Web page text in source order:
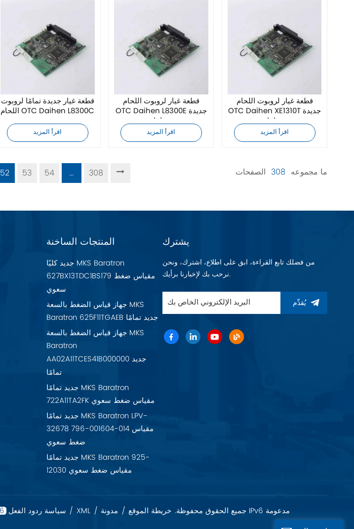
قطعة غيار جديدة تمامًا لروبوت
اللحام OTC Daihen L8300C
اقرأ المزيد
قطعة غيار لروبوت اللحام
OTC Daihen L8300E جديدة
تمامًا
اقرأ المزيد
قطعة غيار لروبوت اللحام
OTC Daihen XE1310T جديدة
تمامًا
اقرأ المزيد
52 53 54 ... 308 ما مجموعه 308 الصفحات
المنتجات الساخنة
جديد كليًا MKS Baratron
627BX13TDC1BS179 مقياس ضغط
سعوي
جهاز قياس الضغط بالسعة MKS
Baratron 625F11TGAEB جديد تمامًا
جهاز قياس الضغط بالسعة MKS
Baratron
AA02A11TCES41B000000 جديد
تمامًا
جديد تمامًا MKS Baratron
722A11TA2FK مقياس ضغط سعوي
جديد تمامًا MKS Baratron LPV-
32678 796-001604-014 مقياس
ضغط سعوي
جديد تمامًا MKS Baratron 925-
12030 مقياس ضغط سعوي
يشترك
من فضلك تابع القراءة، ابق على اطلاع، اشترك، ونحن
نرحب بك لإخبارنا برأيك.
يُقدِّم
حقوق الطبع والنشر @ 2026 Fujian Fuxia Meike Valve Co., Ltd. جميع الحقوق محفوظة. خريطة الموقع / مدونة /
XML
/ سياسة ردود الفعل شبكة IPv6 مدعومة